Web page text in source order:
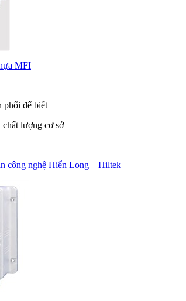
MFI
phối để biết
lượng cơ sở
công nghệ Hiển Long – Hiltek